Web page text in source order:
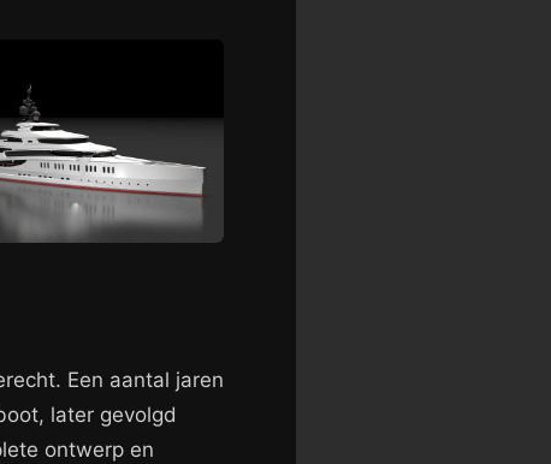
Een aantal jaren
later gevolgd
ontwerp en